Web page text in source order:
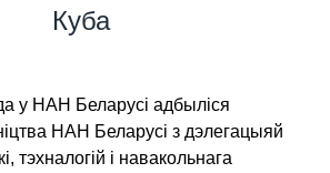
Куба
у НАН Беларусі адбыліся
НАН Беларусі з дэлегацыяй
тэхналогій і навакольнага